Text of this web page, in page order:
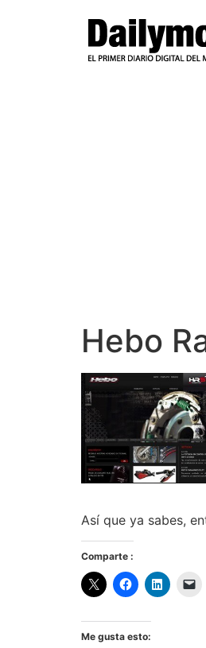
Hebo
Así que ya sabes,
Comparte :
Me gusta esto: